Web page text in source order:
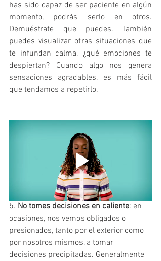
has sido capaz de ser paciente en algún
momento, podrás serlo en otros.
Demuéstrate que puedes. También
puedes visualizar otras situaciones que
te infundan calma, ¿qué emociones te
despiertan? Cuando algo nos genera
sensaciones agradables, es más fácil
que tendamos a repetirlo.
5. No tomes decisiones en caliente: en
ocasiones, nos vemos obligados o
presionados, tanto por el exterior como
por nosotros mismos, a tomar
decisiones precipitadas. Generalmente